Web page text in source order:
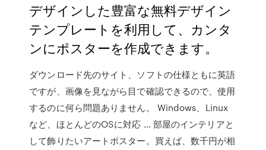
デザインした豊富な無料デザイン
テンプレートを利用して、カンタ
ンにポスターを作成できます。
ダウンロード先のサイト、ソフトの仕様ともに英語
ですが、画像を見ながら目で確認できるので、使用
するのに何ら問題ありません。 Windows、Linux
など、ほとんどのOSに対応 … 部屋のインテリアと
して飾りたいアートポスター。買えば、数千円が相